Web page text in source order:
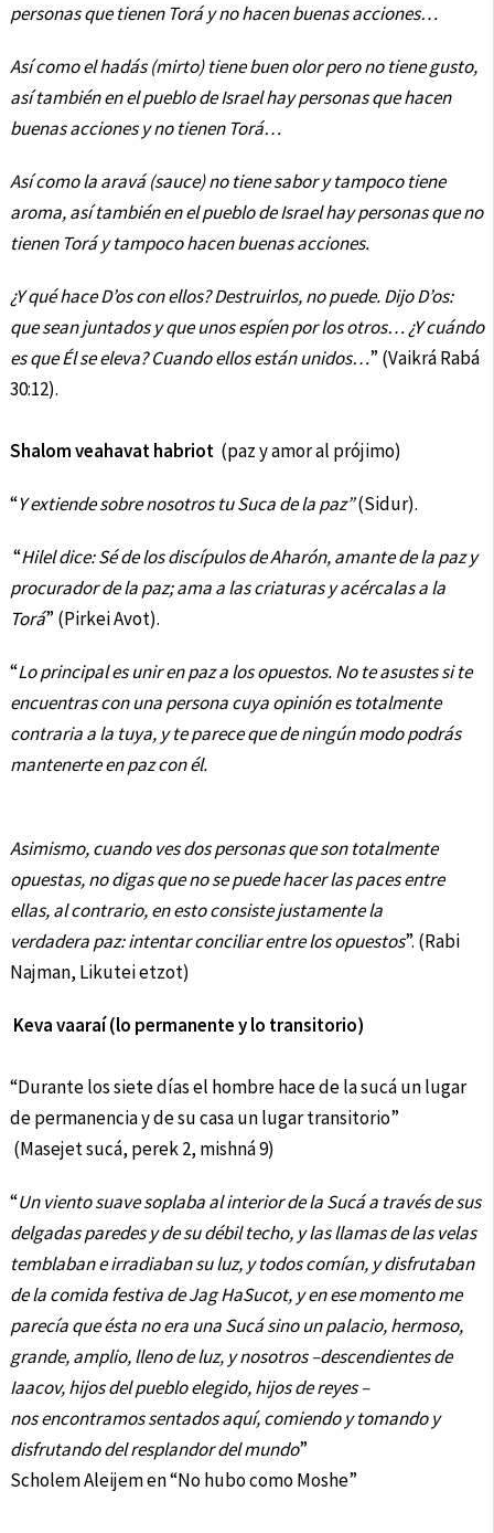
personas que tienen Torá y no hacen buenas acciones…
Así como el hadás (mirto) tiene buen olor pero no tiene gusto,
así también en el pueblo de Israel hay personas que hacen
buenas acciones y no tienen Torá…
Así como la aravá (sauce) no tiene sabor y tampoco tiene
aroma, así también en el pueblo de Israel hay personas que no
tienen Torá y tampoco hacen buenas acciones.
¿Y qué hace D’os con ellos? Destruirlos, no puede. Dijo D’os:
que sean juntados y que unos espíen por los otros… ¿Y cuándo
es que Él se eleva? Cuando ellos están unidos…” (Vaikrá Rabá
30:12).
Shalom veahavat habriot(paz y amor al prójimo)
“Y extiende sobre nosotros tu Suca de la paz”(Sidur).
“Hilel dice: Sé de los discípulos de Aharón, amante de la paz y
procurador de la paz; ama a las criaturas y acércalas a la
Torá” (Pirkei Avot).
“Lo principal es unir en paz a los opuestos. No te asustes si te
encuentras con una persona cuya opinión es totalmente
contraria a la tuya, y te parece que de ningún modo podrás
mantenerte en paz con él.
Asimismo, cuando ves dos personas que son totalmente
opuestas, no digas que no se puede hacer las paces entre
ellas, al contrario, en esto consiste justamente la
verdadera paz: intentar conciliar entre los opuestos”. (Rabi
Najman, Likutei etzot)
Keva vaaraí (lo permanente y lo transitorio)
“Durante los siete días el hombre hace de la sucá un lugar
de permanencia y de su casa un lugar transitorio”
(Masejet sucá, perek 2, mishná 9)
“Un viento suave soplaba al interior de la Sucá a través de sus
delgadas paredes y de su débil techo, y las llamas de las velas
temblaban e irradiaban su luz, y todos comían, y disfrutaban
de la comida festiva de Jag HaSucot, y en ese momento me
parecía que ésta no era una Sucá sino un palacio, hermoso,
grande, amplio, lleno de luz, y nosotros –descendientes de
Iaacov, hijos del pueblo elegido, hijos de reyes –
nos encontramos sentados aquí, comiendo y tomando y
disfrutando del resplandor del mundo”
Scholem Aleijem en “No hubo como Moshe”